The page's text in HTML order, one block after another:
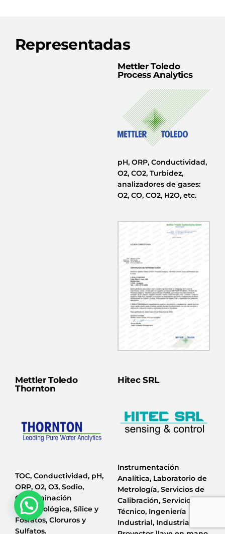
Representadas
Mettler Toledo
Process Analytics
pH, ORP, Conductividad,
O2, CO2, Turbidez,
analizadores de gases:
O2, CO, CO2, H2O, etc.
Mettler Toledo
Thornton
TOC, Conductividad, pH,
ORP, O2, O3, Sodio,
Contaminación
microbiológica, Sílice y
Fosfatos, Cloruros y
Sulfatos.
Hitec SRL
Instrumentación
Analítica, Laboratorio de
Metrología, Servicios de
Calibración, Servicio
Técnico, Ingeniería
Industrial, Industria 4.0 y